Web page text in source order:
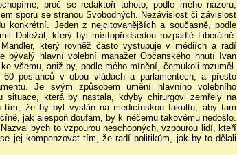
proč se redaktoři tohoto, podle mého názoru,
sporu se stranou Svobodných. Nezávislost či závislost
konkrétní. Jeden z nejcitovanějších a současně, podle
Doležal, který byl místopředsedou rozpadlé Liberálně-
který rovněž často vystupuje v médiích a radí
hlavní volební manažer Občanského hnutí Ivan
všemu, aniž by, podle mého mínění, čemukoli rozuměl.
poslanců v obou vládách a parlamentech, a přesto
Je svým způsobem umění hlavního volebního
situace, která by nastala, kdyby chirurgovi zemřely na
že by byl vyslán na medicínskou fakultu, aby tam
jak alespoň doufám, by k něčemu takovému nedošlo.
bych to vzpourou neschopných, vzpourou lidí, kteří
jej kompenzovat tím, že radí politikům, jak by to dělali